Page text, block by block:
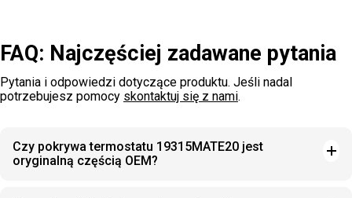
FAQ: Najczęściej zadawane pytania
Pytania i odpowiedzi dotyczące produktu. Jeśli nadal
potrzebujesz pomocy skontaktuj się z nami.
Czy pokrywa termostatu 19315MATE20 jest
oryginalną częścią OEM?